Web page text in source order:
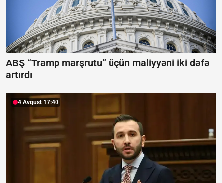
ABŞ “Tramp marşrutu” üçün maliyyəni iki dəfə
artırdı
4 Avqust 17:40